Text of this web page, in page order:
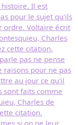
Il est
pour le sujet qu'ils
ordre. Voltaire écrit
Charles
cette citation.
pas ne pense
raisons pour ne pas
au jour ce qu'il
sont faits comme
Charles de
citation.
si on ne leur